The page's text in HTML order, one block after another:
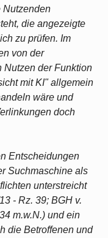
Nutzenden
die angezeigte
zu prüfen. Im
von der
Nutzen der Funktion
mit KI" allgemein
wäre und
doch
Entscheidungen
Suchmaschine als
unterstreicht
- Rz. 39; BGH v.
m.w.N.) und ein
die Betroffenen und